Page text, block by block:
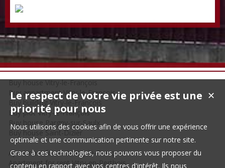
Buy house Vitry-le-François
Buy appartment Vitry-le-François
Buy building Vitry-le-François
Buy plot Vitry-le-François
Buy house Pargny-sur-Saulx
Buy house Saint-Dizier
Apartment for rent Vitry-le-François
Apartment for rent Vitry-en-Perthois
✕
Le respect de votre vie privée est une
priorité pour nous
Nous utilisons des cookies afin de vous offrir une expérience
optimale et une communication pertinente sur notre site.
Grace à ces technologies, nous pouvons vous proposer du
contenu en rapport avec vos centres d'intérêt. Ils nous